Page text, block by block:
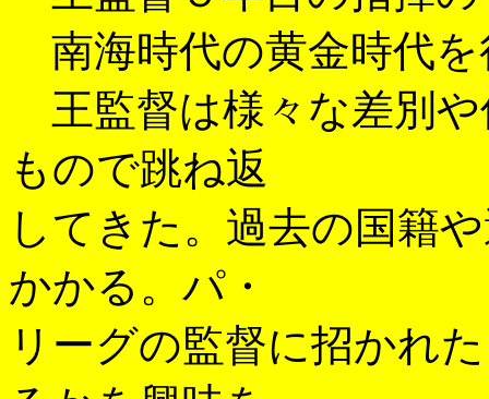
南海時代の黄金時代を
王監督は様々な差別
もので跳ね返
してきた。過去の国籍
かかる。パ・
リーグの監督に招かれ